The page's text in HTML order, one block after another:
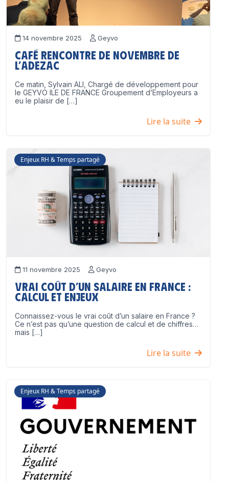
14 novembre 2025 Geyvo
Café Rencontre de Novembre de
l’ADEZAC
Ce matin, Sylvain ALI, Chargé de développement pour
le GEYVO ILE DE FRANCE Groupement d’Employeurs a
eu le plaisir de […]
Lire la suite
Enjeux RH & Temps partagé
11 novembre 2025 Geyvo
Vrai coût d’un salaire en France :
calcul et enjeux
Connaissez-vous le vrai coût d’un salaire en France ?
Ce n’est pas qu’une question de calcul et de chiffres…
mais […]
Lire la suite
Enjeux RH & Temps partagé